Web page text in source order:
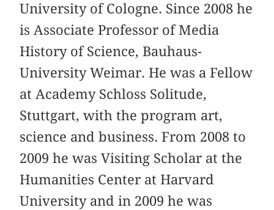
University of Cologne. Since 2008 he
is Associate Professor of Media
History of Science, Bauhaus-
University Weimar. He was a Fellow
at Academy Schloss Solitude,
Stuttgart, with the program art,
science and business. From 2008 to
2009 he was Visiting Scholar at the
Humanities Center at Harvard
University and in 2009 he was